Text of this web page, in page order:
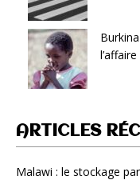
ARTICLES
Malawi : le stockage